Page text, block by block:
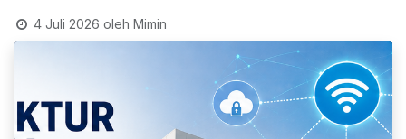
4 Juli 2026 oleh Mimin